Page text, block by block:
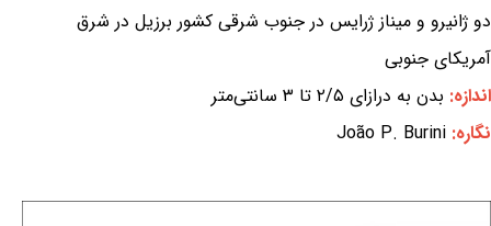
دو ژانیرو و میناز ژرایس در جنوب شرقی کشور برزیل در شرق
آمریکای جنوبی
اندازه: بدن به درازای ۲/۵ تا ۳ سانتی‌متر
نگاره: João P. Burini